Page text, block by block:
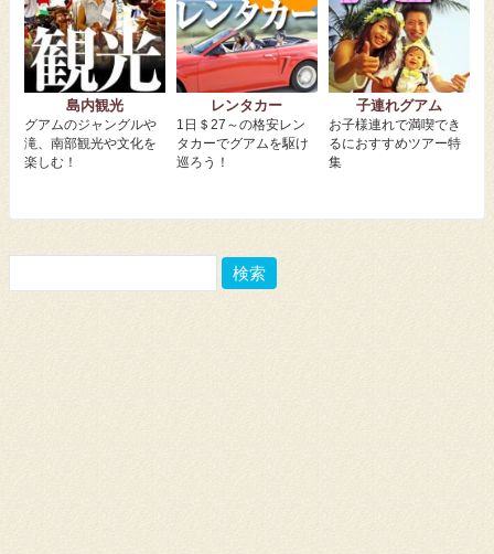
島内観光
グアムのジャングルや
滝、南部観光や文化を
楽しむ！
レンタカー
1日＄27～の格安レン
タカーでグアムを駆け
巡ろう！
子連れグアム
お子様連れで満喫でき
るにおすすめツアー特
集